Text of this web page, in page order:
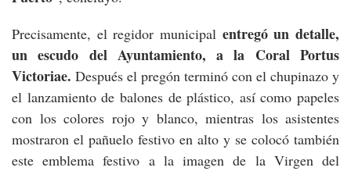
Precisamente, el regidor municipal entregó un detalle,
un escudo del Ayuntamiento, a la Coral Portus
Victoriae. Después el pregón terminó con el chupinazo y
el lanzamiento de balones de plástico, así como papeles
con los colores rojo y blanco, mientras los asistentes
mostraron el pañuelo festivo en alto y se colocó también
este emblema festivo a la imagen de la Virgen del